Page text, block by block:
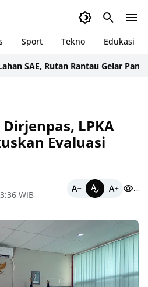
Sport Tekno Edukasi
Rutan Rantau Gelar Panen
LPKA
Evaluasi
WIB
...